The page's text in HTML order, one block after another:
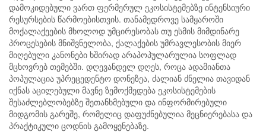
დამოკიდებული ვართ ფერმერულ ეკოსისტემებზე ინტენსიური
რესურსების წარმოებისთვის. თანამედროვე სამყაროში
მოქალაქეების მხოლოდ უმცირესობას თუ ესმის მიმდინარე
პროცესების მნიშვნელობა, ქალაქების უმრავლესობის მიერ
მიღებული კანონები ხშირად არაპოპულარულია სოფლად
მცხოვრებ თემებში. დღევანდელ დღეს, როცა ადამიანთა
პოპულაცია უპრეცედენტო დონეზეა, ძალიან ძნელია თავიდან
იქნას აცილებული მავნე ზემოქმედება ეკოსისტემების
შესაძლებლობებზე შეთანხმებული და ინფორმირებული
მიდგომის გარეშე, რომელიც დაფუძნებულია მეცნიერებასა და
პრაქტიკული ცოდნის გამოყენებაზე.